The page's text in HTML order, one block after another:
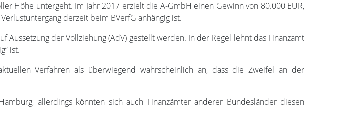
Höhe untergeht. Im Jahr 2017 erzielt die A-GmbH einen Gewinn von 80.000 EUR,
derzeit beim BVerfG anhängig ist.
Aussetzung der Vollziehung (AdV) gestellt werden. In der Regel lehnt das Finanzamt
ist.
Verfahren als überwiegend wahrscheinlich an, dass die Zweifel an der
allerdings könnten sich auch Finanzämter anderer Bundesländer diesen